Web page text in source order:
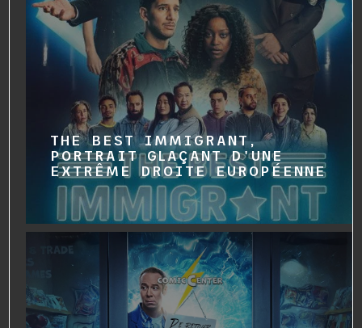
THE BEST IMMIGRANT,
PORTRAIT GLAÇANT D'UNE
EXTRÊME DROITE EUROPÉENNE